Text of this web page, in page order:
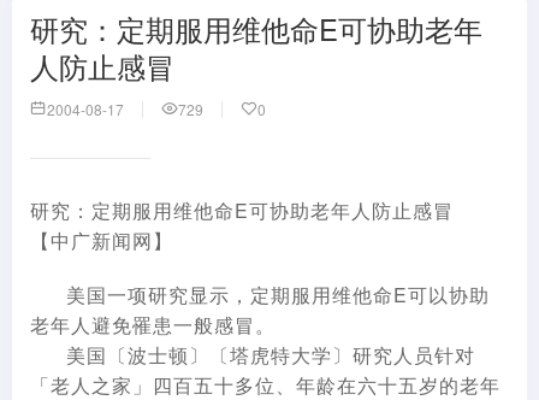
研究：定期服用维他命E可协助老年
人防止感冒
2004-08-17 729 0
研究：定期服用维他命E可协助老年人防止感冒
【中广新闻网】
美国一项研究显示，定期服用维他命E可以协助
老年人避免罹患一般感冒。
美国〔波士顿〕〔塔虎特大学〕研究人员针对
「老人之家」四百五十多位、年龄在六十五岁的老年